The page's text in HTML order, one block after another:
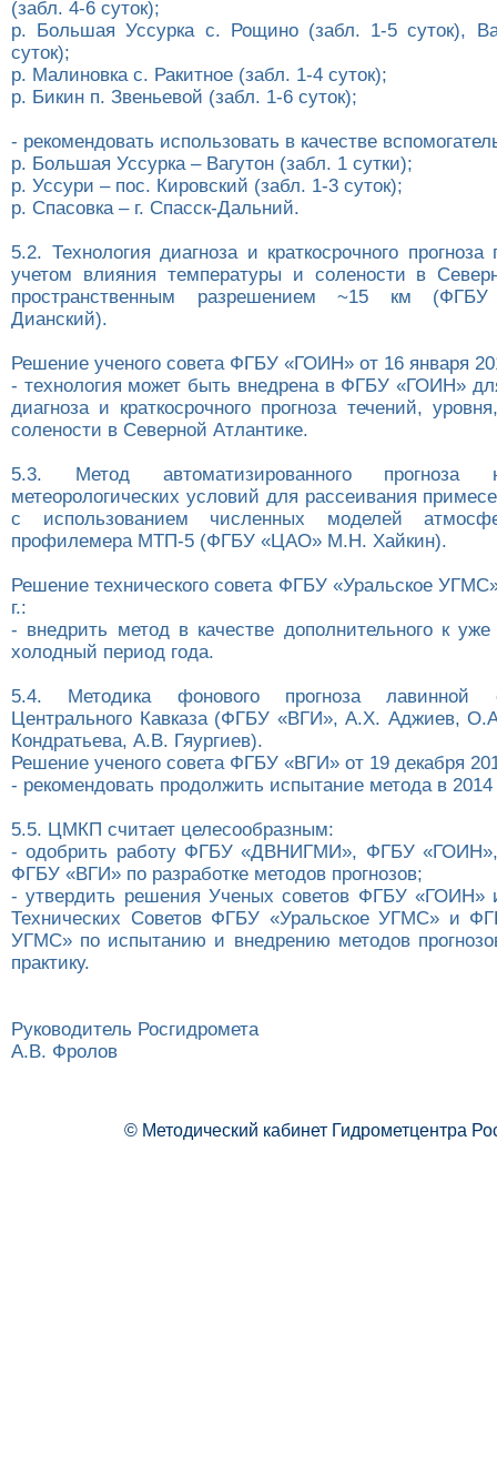
(забл. 4-6 суток);
р. Большая Уссурка с. Рощино (забл. 1-5 суток),
суток);
р. Малиновка с. Ракитное (забл. 1-4 суток);
р. Бикин п. Звеньевой (забл. 1-6 суток);
- рекомендовать использовать в качестве
р. Большая Уссурка – Вагутон (забл. 1 сутки);
р. Уссури – пос. Кировский (забл. 1-3 суток);
р. Спасовка – г. Спасск-Дальний.
5.2. Технология диагноза и краткосрочного
учетом влияния температуры и солености в
пространственным разрешением ~15 км
Дианский).
Решение ученого совета ФГБУ «ГОИН» от 16 января
- технология может быть внедрена в ФГБУ «ГОИН»
диагноза и краткосрочного прогноза течений,
солености в Северной Атлантике.
5.3. Метод автоматизированного прогноза
метеорологических условий для рассеивания
с использованием численных моделей
профилемера МТП-5 (ФГБУ «ЦАО» М.Н. Хайкин).
Решение технического совета ФГБУ «Уральское
г.:
- внедрить метод в качестве дополнительного к
холодный период года.
5.4. Методика фонового прогноза лавинной
Центрального Кавказа (ФГБУ «ВГИ», А.Х. Аджиев,
Кондратьева, А.В. Гяургиев).
Решение ученого совета ФГБУ «ВГИ» от 19 декабря
- рекомендовать продолжить испытание метода в 2014
5.5. ЦМКП считает целесообразным:
- одобрить работу ФГБУ «ДВНИГМИ», ФГБУ
ФГБУ «ВГИ» по разработке методов прогнозов;
- утвердить решения Ученых советов ФГБУ
Технических Советов ФГБУ «Уральское УГМС» и
УГМС» по испытанию и внедрению методов
практику.
Руководитель Росгидромета
А.В. Фролов
© Методический кабинет Гидрометцентра